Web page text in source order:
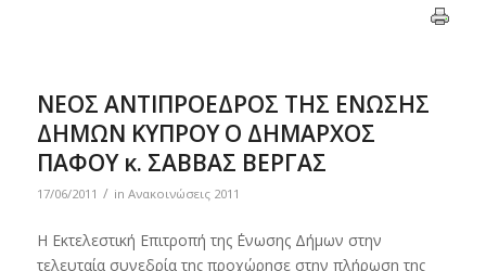
ΝΕΟΣ ΑΝΤΙΠΡΟΕΔΡΟΣ ΤΗΣ ΕΝΩΣΗΣ
ΔΗΜΩΝ ΚΥΠΡΟΥ Ο ΔΗΜΑΡΧΟΣ
ΠΑΦΟΥ κ. ΣΑΒΒΑΣ ΒΕΡΓΑΣ
17/06/2011 / in Ανακοινώσεις 2011
Η Εκτελεστική Επιτροπή της ΄Ενωσης Δήμων στην
τελευταία συνεδρία της προχώρησε στην πλήρωση της